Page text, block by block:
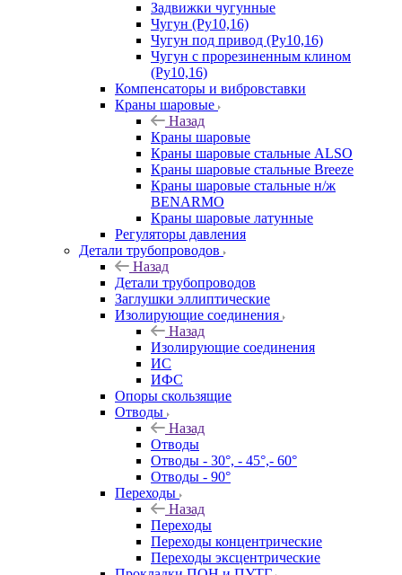
Задвижки чугунные
Чугун (Ру10,16)
Чугун под привод (Ру10,16)
Чугун с прорезиненным клином
(Ру10,16)
Компенсаторы и вибровставки
Краны шаровые
Назад
Краны шаровые
Краны шаровые стальные ALSO
Краны шаровые стальные Breeze
Краны шаровые стальные н/ж
BENARMO
Краны шаровые латунные
Регуляторы давления
Детали трубопроводов
Назад
Детали трубопроводов
Заглушки эллиптические
Изолирующие соединения
Назад
Изолирующие соединения
ИС
ИФС
Опоры скользящие
Отводы
Назад
Отводы
Отводы - 30°, - 45°,- 60°
Отводы - 90°
Переходы
Назад
Переходы
Переходы концентрические
Переходы эксцентрические